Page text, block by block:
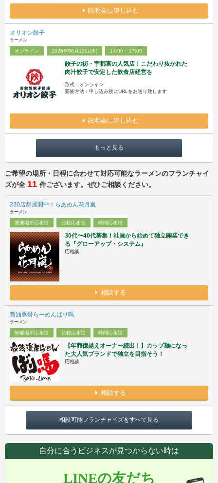
説明会に申し込む
オリオン餃子
ラーメン
オンライン 2026年08月12日(水) 14:00 ~ 17:00
餃子の街・宇都宮の人気店！こだわり抜かれた
肉汁餃子で安定した飲食店経営を
形式：オンライン
開催方法：申し込み後にURLをお送り致します
説明会に申し込む
もっと見る
ご希望の場所・日程に合わせて対応可能なラーメンのフランチャイ
ズが全 11 件ございます。ぜひご相談ください。
230店舗展開中！らあめん花月嵐
ラーメン
開催場所応相談 日程応相談 時間応相談
30代〜40代募集！社員から始めて独立開業でき
る『グローアップ・システム』
応相談
相談する
醤油豚骨らーめんばり嗎
ラーメン
開催場所応相談 日程応相談 時間応相談
【年商億越えオーナー続出！】カップ麺になっ
た大人気ブランドで独立を目指そう！
応相談
相談する
相談可能フランチャイズをすべて見る
自分に合うビジネスが見つからない時は
LINEの友だち